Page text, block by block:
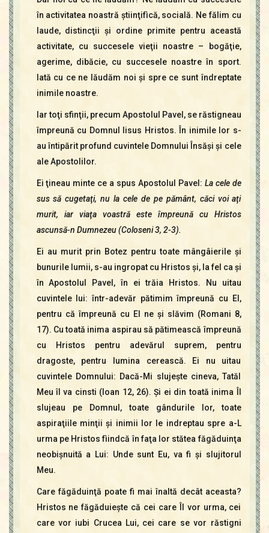
în activitatea noastră ştiinţifìcă, socială. Ne fălim cu
laude, distincţii şi ordine primite pentru această
activitate, cu succesele vieţii noastre – bogăţie,
agerime, dibăcie, cu succesele noastre în sport.
Iată cu ce ne lăudăm noi şi spre ce sunt îndreptate
inimile noastre.
Iar toţi sfinţii, precum Apostolul Pavel, se răstigneau
împreună cu DomnuI Iisus Hristos. În inimile lor s-
au întipărit profund cuvintele Domnului Însăşi şi cele
ale Apostolilor.
Ei ţineau minte ce a spus Apostolul Pavel: La cele de
sus să cugetaţi, nu la cele de pe pământ, căci voi aţi
murit, iar viaţa voastră este împreună cu Hristos
ascunsă-n Dumnezeu (Coloseni 3, 2-3).
Ei au murit prin Botez pentru toate mângâierile şi
bunurile lumii, s-au ingropat cu Hristos şi, la fel ca şi
în Apostolul Pavel, în ei trăia Hristos. Nu uitau
cuvintele lui: într-adevăr pătimim împreună cu El,
pentru că împreună cu El ne şi slăvim (Romani 8,
17). Cu toată inima aspirau să pătimească împreună
cu Hristos pentru adevărul suprem, pentru
dragoste, pentru lumina cerească. Ei nu uitau
cuvintele Domnului: Dacă-Mi slujeşte cineva, Tatăl
Meu îl va cinsti (Ioan 12, 26). Şi ei din toată inima Îl
slujeau pe Domnul, toate gândurile lor, toate
aspiraţiile minţii şi inimii lor le indreptau spre a-L
urma pe Hristos fìindcă în faţa lor stătea făgăduinţa
neobişnuită a Lui: Unde sunt Eu, va fi şi slujitorul
Meu.
Care făgăduinţă poate fi mai înaltă decât aceasta?
Hristos ne făgăduieşte că cei care Îl vor urma, cei
care vor iubi Crucea Lui, cei care se vor răstigni